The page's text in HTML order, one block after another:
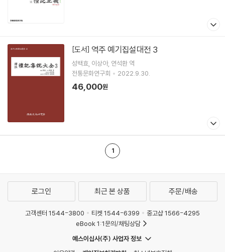
[도서] 역주 예기집설대전 3
성백효 이상아 연석환 역
전통문화연구회
2022.9.30.
46,000원
1
로그인 최근 본 상품 주문/배송
고객센터 1544-3800 티켓 1544-6399
중고샵 1566-4295
eBook 1:1문의/채팅상담
예스이십사(주) 사업자 정보